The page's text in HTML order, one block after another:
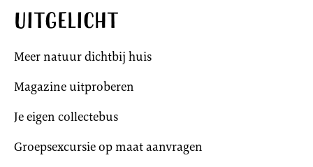
Uitgelicht
Meer natuur dichtbij huis
Magazine uitproberen
Je eigen collectebus
Groepsexcursie op maat aanvragen